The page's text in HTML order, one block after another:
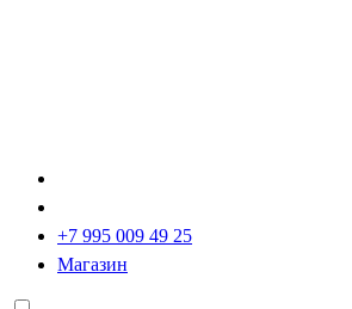
+7 995 009 49 25
Магазин